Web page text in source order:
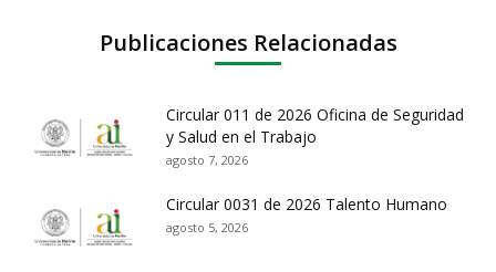
Publicaciones Relacionadas
Circular 011 de 2026 Oficina de Seguridad
y Salud en el Trabajo
agosto 7, 2026
Circular 0031 de 2026 Talento Humano
agosto 5, 2026